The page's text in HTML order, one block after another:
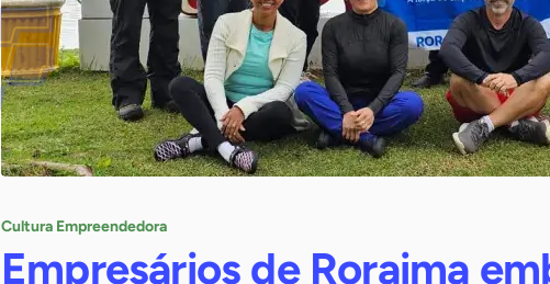
Cultura Empreendedora
Empresários de Roraima